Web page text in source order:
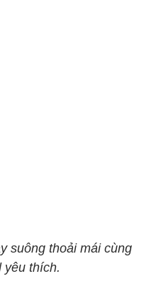
suông thoải mái cùng
yêu thích.